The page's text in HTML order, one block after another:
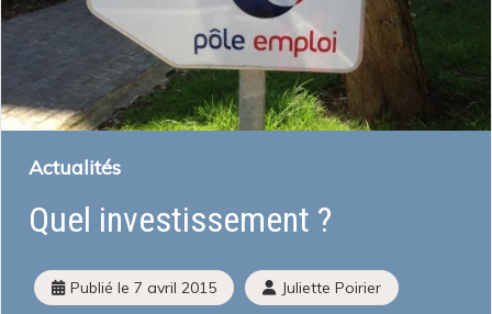
Actualités
Quel investissement ?
Publié le 7 avril 2015 Juliette Poirier
Offre de service
Adhésion à la CRESS
Emploi et stage
Qu’est-ce que l’économie sociale et solidaire
La loi ESS
Histoire de l’économie sociale et solidaire